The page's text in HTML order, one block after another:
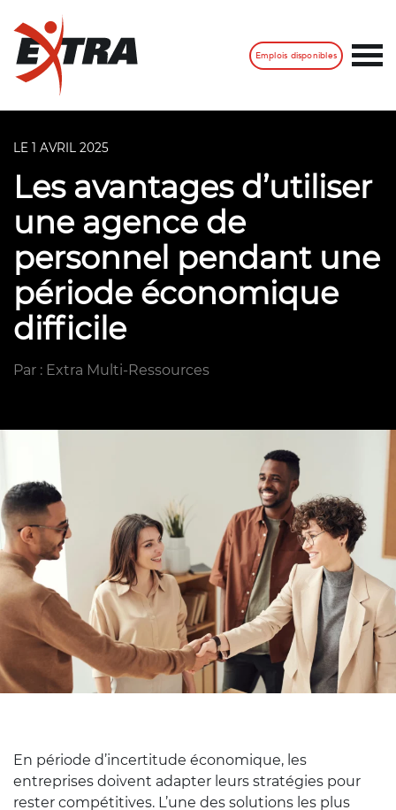
Emplois disponibles
LE 1 AVRIL 2025
Les avantages d’utiliser
une agence de
personnel pendant une
période économique
difficile
Par : Extra Multi-Ressources
En période d’incertitude économique, les
entreprises doivent adapter leurs stratégies pour
rester compétitives. L’une des solutions les plus